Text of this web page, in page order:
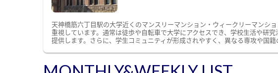
天神橋筋六丁目駅の大学近くのマンスリーマンション・ウィークリーマンシ
重視しています。通常は徒歩や自転車で大学にアクセスでき、学校生活や研
提供します。さらに、学生コミュニティが形成されやすく、異なる専攻や国籍